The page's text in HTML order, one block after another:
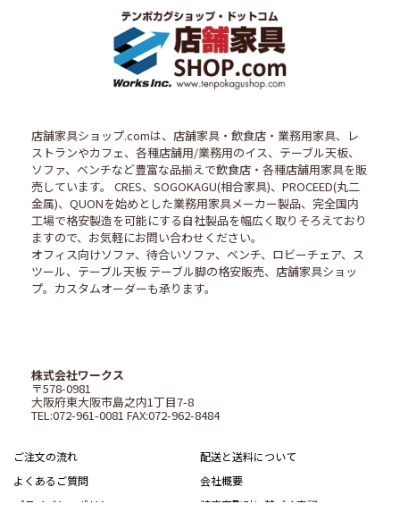
店舗家具ショップ.comは、店舗家具・飲食店・業務用家具、レ
ストランやカフェ、各種店舗用/業務用のイス、テーブル天板、
ソファ、ベンチなど豊富な品揃えで飲食店・各種店舗用家具を販
売しています。 CRES、SOGOKAGU(相合家具)、PROCEED(丸二
金属)、QUONを始めとした業務用家具メーカー製品、完全国内
工場で格安製造を可能にする自社製品を幅広く取りそろえており
ますので、お気軽にお問い合わせください。
オフィス向けソファ、待合いソファ、ベンチ、ロビーチェア、ス
ツール、テーブル天板 テーブル脚の格安販売、店舗家具ショッ
プ。カスタムオーダーも承ります。
株式会社ワークス
〒578-0981
大阪府東大阪市島之内1丁目7-8
TEL:072-961-0081 FAX:072-962-8484
ご注文の流れ
配送と送料について
よくあるご質問
会社概要
プライバシーポリシー
特定商取引に基づく表記